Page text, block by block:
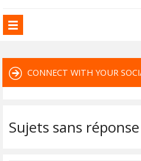
CONNECT WITH YOUR
Sujets sans réponse